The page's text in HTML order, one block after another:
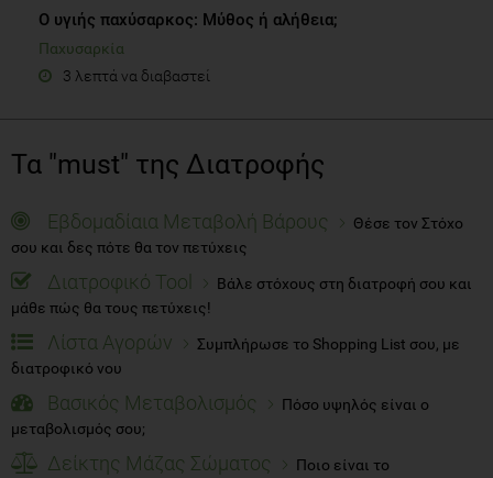
O υγιής παχύσαρκος: Μύθος ή αλήθεια;
Παχυσαρκία
3 λεπτά να διαβαστεί
Τα "must" της Διατροφής
Εβδομαδίαια Μεταβολή Βάρους
Θέσε τον Στόχο
σου και δες πότε θα τον πετύχεις
Διατροφικό Tool
Βάλε στόχους στη διατροφή σου και
μάθε πώς θα τους πετύχεις!
Λίστα Αγορών
Συμπλήρωσε το Shopping List σου, με
διατροφικό νου
Βασικός Μεταβολισμός
Πόσο υψηλός είναι ο
μεταβολισμός σου;
Δείκτης Μάζας Σώματος
Ποιο είναι το